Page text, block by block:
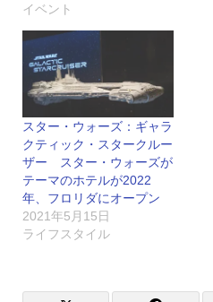
イベント
スター・ウォーズ：ギャラ
クティック・スタークルー
ザー スター・ウォーズが
テーマのホテルが2022
年、フロリダにオープン
2021年5月15日
ライフスタイル